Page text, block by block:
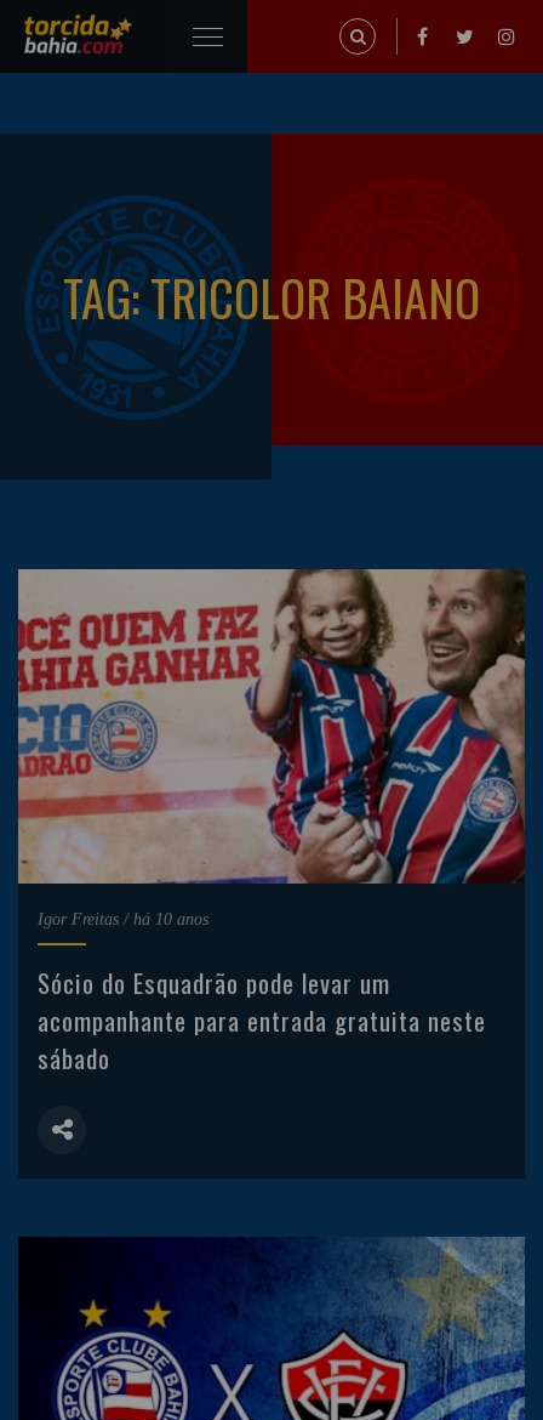
TAG: TRICOLOR BAIANO
Igor Freitas / há 10 anos
Sócio do Esquadrão pode levar um
acompanhante para entrada gratuita neste
sábado